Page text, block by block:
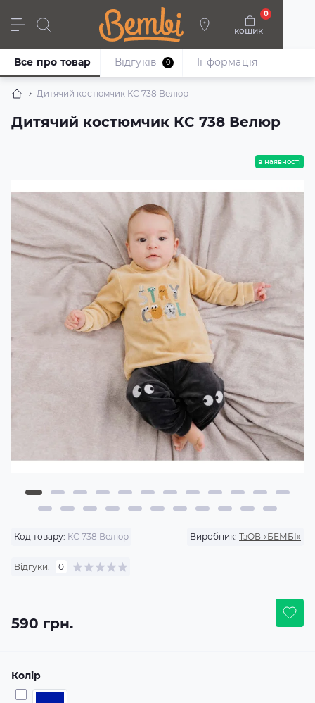
кошик
0
Дівчата Хлопці Немовлята Взуття
Дитячий костюмчик КС 738 Велюр
Дитячий костюмчик КС 738 Велюр
Все про товар Відгуків 0 Iнформація
в наявності
Код товару: КС 738 Велюр Виробник: ТзОВ «БЕМБІ»
Відгуки: 0
590 грн.
Колір